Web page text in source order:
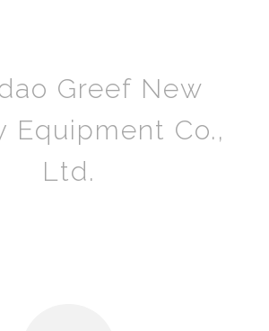
Greef New
Equipment Co.,
Ltd.